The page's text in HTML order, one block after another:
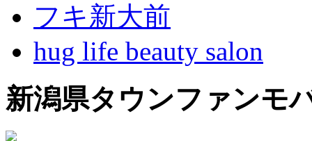
フキ新大前
hug life beauty salon
新潟県タウンファンモ